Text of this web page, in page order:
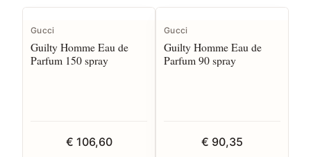
Gucci
Guilty Homme Eau de
Parfum 150 spray
€ 106,60
Gucci
Guilty Homme Eau de
Parfum 90 spray
€ 90,35